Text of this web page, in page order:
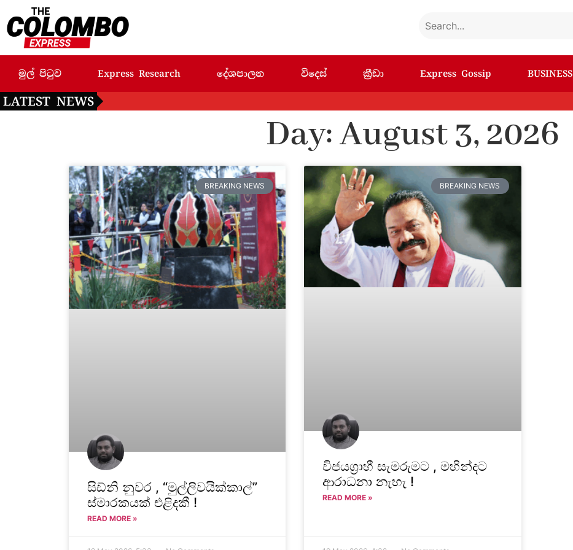
මුල් පිටුව Express Research දේශපාලන විදෙස් ක්‍රීඩා Express Gossip BUSINESS
LATEST NEWS
Day: August 3, 2026
BREAKING NEWS
සිඩ්නි නුවර , “මුල්ලිවයික්කාල්”
ස්මාරකයක් එළිදකී !
READ MORE »
BREAKING NEWS
විජයග්‍රාහී සැමරුමට , මහින්දට
ආරාධනා නැහැ !
READ MORE »